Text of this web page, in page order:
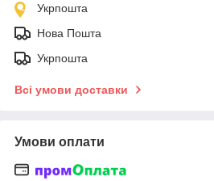
Укрпошта
Нова Пошта
Укрпошта
Всі умови доставки
Умови оплати